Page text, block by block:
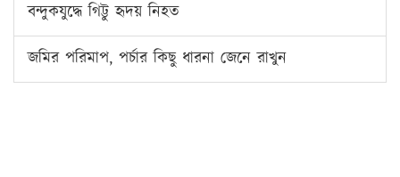
বন্দুকযুদ্ধে গিট্টু হৃদয় নিহত
জমির পরিমাপ, পর্চার কিছু ধারনা জেনে রাখুন